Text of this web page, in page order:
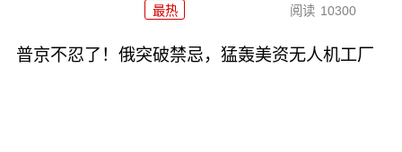
最热 阅读 10300
普京不忍了！俄突破禁忌，猛轰美资无人机工厂